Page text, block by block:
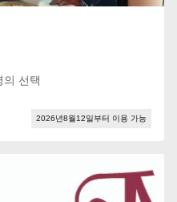
의 선택
2026년8월12일부터 이용 가능